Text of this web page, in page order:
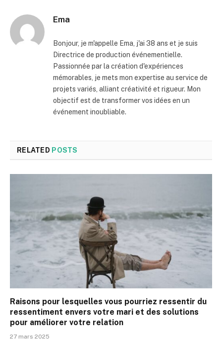
Ema
Bonjour, je m'appelle Ema, j'ai 38 ans et je suis
Directrice de production événementielle.
Passionnée par la création d'expériences
mémorables, je mets mon expertise au service de
projets variés, alliant créativité et rigueur. Mon
objectif est de transformer vos idées en un
événement inoubliable.
RELATED POSTS
Raisons pour lesquelles vous pourriez ressentir du
ressentiment envers votre mari et des solutions
pour améliorer votre relation
27 mars 2025